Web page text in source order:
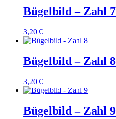
Bügelbild – Zahl 7
3,20 €
Bügelbild – Zahl 8
3,20 €
Bügelbild – Zahl 9